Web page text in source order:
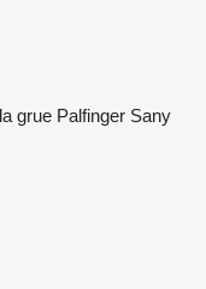
grue Palfinger Sany